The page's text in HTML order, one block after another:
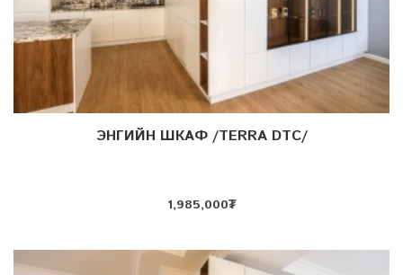
Дэлгэрэнгүй
ЭНГИЙН ШКАФ /TERRA DTC/
1,985,000₮